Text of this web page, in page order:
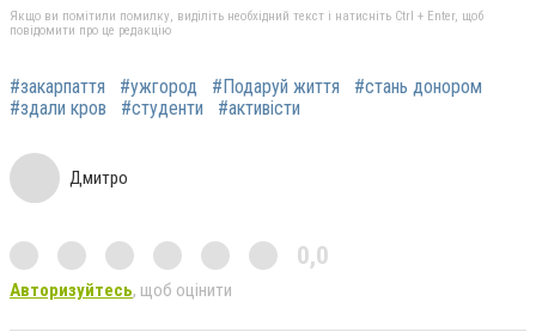
Якщо ви помітили помилку, виділіть необхідний текст і натисніть Ctrl + Enter, щоб
повідомити про це редакцію
#закарпаття #ужгород #Подаруй життя
#стань донором
#здали кров
#студенти #активісти
Дмитро
0,0
Авторизуйтесь, щоб оцінити